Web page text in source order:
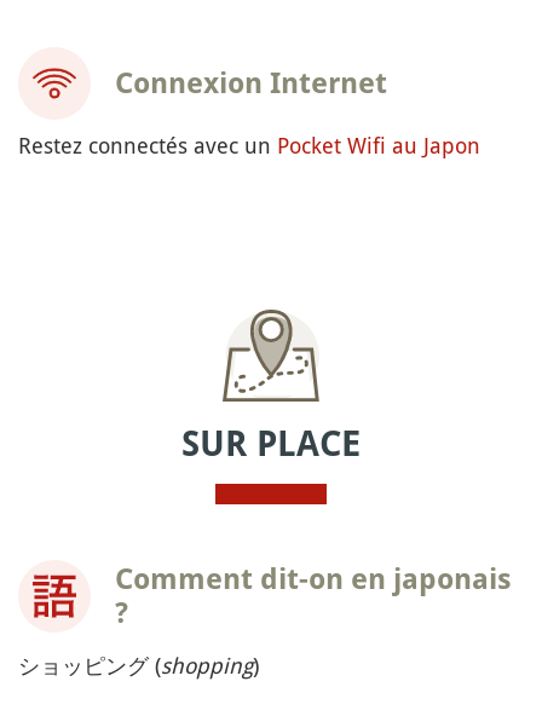
Connexion Internet
Restez connectés avec un Pocket Wifi au Japon
SUR PLACE
Comment dit-on en japonais
?
ショッピング (shopping)